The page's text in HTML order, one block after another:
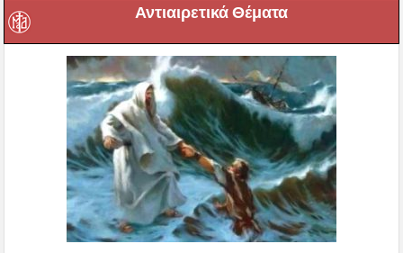
Αντιαιρετικά Θέματα